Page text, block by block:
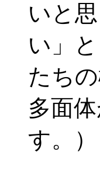
いと
い」
たち
多面
す。）